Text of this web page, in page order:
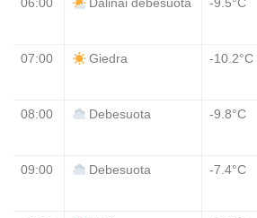
06:00 Dalinai debesuota -9.5°C
07:00 Giedra -10.2°C
08:00 Debesuota -9.8°C
09:00 Debesuota -7.4°C